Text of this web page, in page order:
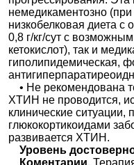
немедикаментозно
низкобелковая диета с
0,8 г/кг/сут с
кетокислот), так и
гиполипидемическая,
• Не рекомендована
ХТИН не проводится,
клинические ситуации,
глюкокортикоидами
развивается ХТИН.
Уровень
Коментарии.